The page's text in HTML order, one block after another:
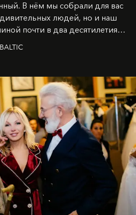
В нём мы собрали для вас
людей, но и наш
почти в два десятилетия.
итогов мы от всей
каждому, кто был с нами все
и теплом, ваша
.